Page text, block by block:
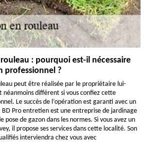
: pourquoi est-il nécessaire
professionnel ?
peut être réalisée par le propriétaire lui-
néanmoins différent si vous confiez cette
Le succès de l’opération est garanti avec un
BD Pro entretien est une entreprise de jardinage
pose de gazon dans les normes. Si vous avez un
il propose ses services dans cette localité. Son
interviendra chez vous avec